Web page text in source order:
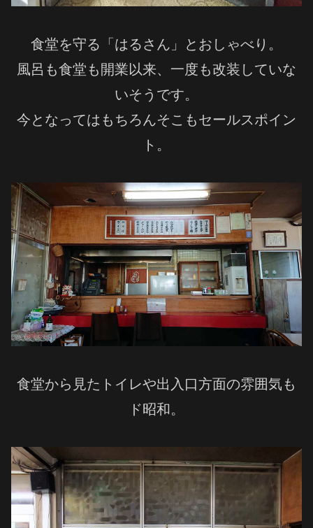
食堂を守る「はるさん」とおしゃべり。
風呂も食堂も開業以来、一度も改装していな
いそうです。
今となってはもちろんそこもセールスポイン
ト。
食堂から見たトイレや出入口方面の雰囲気も
ド昭和。